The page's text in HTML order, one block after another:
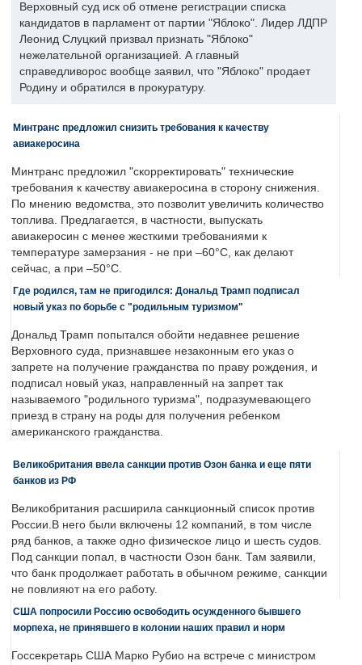
Верховный суд иск об отмене регистрации списка
кандидатов в парламент от партии "Яблоко". Лидер ЛДПР
Леонид Слуцкий призвал признать "Яблоко"
нежелательной организацией. А главный
справедливорос вообще заявил, что "Яблоко" продает
Родину и обратился в прокуратуру.
Минтранс предложил снизить требования к качеству
авиакеросина
Минтранс предложил "скорректировать" технические
требования к качеству авиакеросина в сторону снижения.
По мнению ведомства, это позволит увеличить количество
топлива. Предлагается, в частности, выпускать
авиакеросин с менее жесткими требованиями к
температуре замерзания - не при –60°C, как делают
сейчас, а при –50°C.
Где родился, там не пригодился: Дональд Трамп подписал
новый указ по борьбе с "родильным туризмом"
Дональд Трамп попытался обойти недавнее решение
Верховного суда, признавшее незаконным его указ о
запрете на получение гражданства по праву рождения, и
подписал новый указ, направленный на запрет так
называемого "родильного туризма", подразумевающего
приезд в страну на роды для получения ребенком
американского гражданства.
Великобритания ввела санкции против Озон банка и еще пяти
банков из РФ
Великобритания расширила санкционный список против
России.В него были включены 12 компаний, в том числе
ряд банков, а также одно физическое лицо и шесть судов.
Под санкции попал, в частности Озон банк. Там заявили,
что банк продолжает работать в обычном режиме, санкции
не повлияют на его работу.
США попросили Россию освободить осужденного бывшего
морпеха, не принявшего в колонии наших правил и норм
Госсекретарь США Марко Рубио на встрече с министром